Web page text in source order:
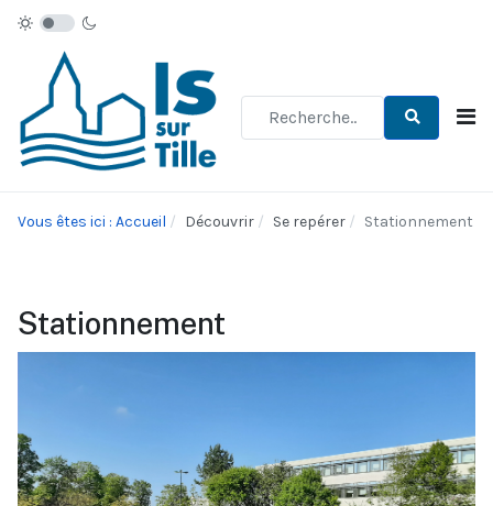
Vous êtes ici : Accueil Découvrir Se repérer Stationnement
Stationnement